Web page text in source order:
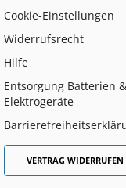
Cookie-Einstellungen
Widerrufsrecht
Hilfe
Entsorgung Batterien &
Elektrogeräte
VERTRAG WIDERRUFEN